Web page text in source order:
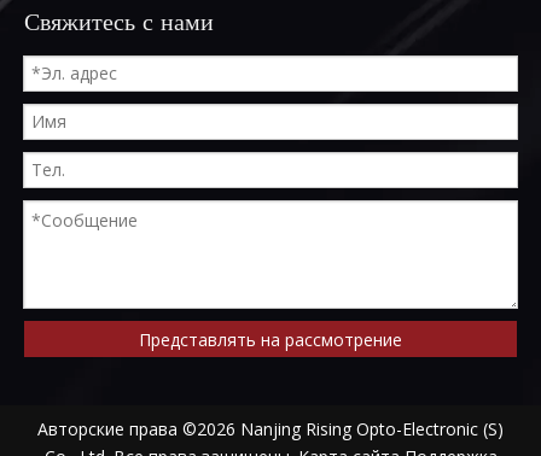
Свяжитесь с нами
Представлять на рассмотрение
Авторские права ©2026 Nanjing Rising Opto-Electronic (S)